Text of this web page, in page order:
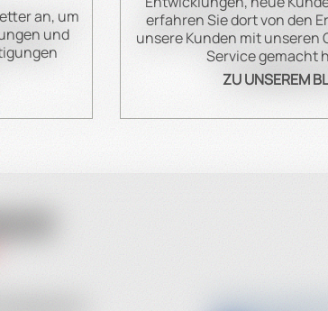
an, um
und
erfahren Sie dort von den
unsere Kunden mit unseren
Service gemacht
ZU UNSEREM